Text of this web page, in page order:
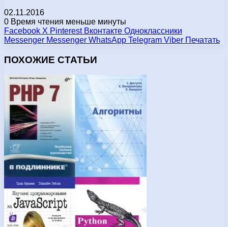
02.11.2016
0 Время чтения меньше минуты
Facebook X Pinterest Вконтакте Одноклассники
Messenger Messenger WhatsApp Telegram Viber Печатать
ПОХОЖИЕ СТАТЬИ